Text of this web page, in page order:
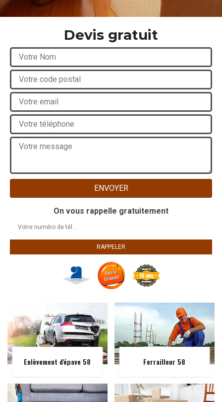
Devis gratuit
On vous rappelle gratuitement
Enlèvement d'épave 58 Ferrailleur 58